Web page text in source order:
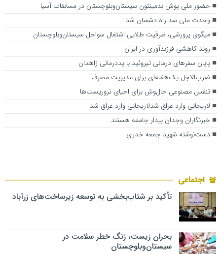
حضور ملی پوش بدمینتون‌ سیستان‌وبلوچستان در مسابقات آسیا
وحدت ملی سد راه دشمنان شد
میگوی پرورشی، ظرفیت طلایی اشتغال سواحل سیستان‌وبلوچستان
روند کاهشی فرزندآوری در ایران
پایان سفرهای درمانی تیروئید با یددرمانی زاهدان
ضرب‌الاجل یک‌هفته‌ای برای مدیریت مصرف
تنفس مصنوعی حال‌وش برای احیای تروریست‌ها
لاریجانی وارد عراق شدلاریجانی وارد عراق شد
خبرنگاران وجدان بیدار جامعه هستند
دست‌نوشته شهید جمعه خدری
اجتماعی
تأکید بر شتاب‌بخشی به توسعه زیرساخت‌های زرآباد
بحران زیست، زنگ خطر سلامت در
سیستان‌وبلوچستان